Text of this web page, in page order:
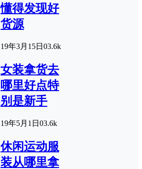
懂得发现好
货源
19年3月15日 03.6k
女装拿货去
哪里好点特
别是新手
19年5月1日 03.6k
休闲运动服
装从哪里拿